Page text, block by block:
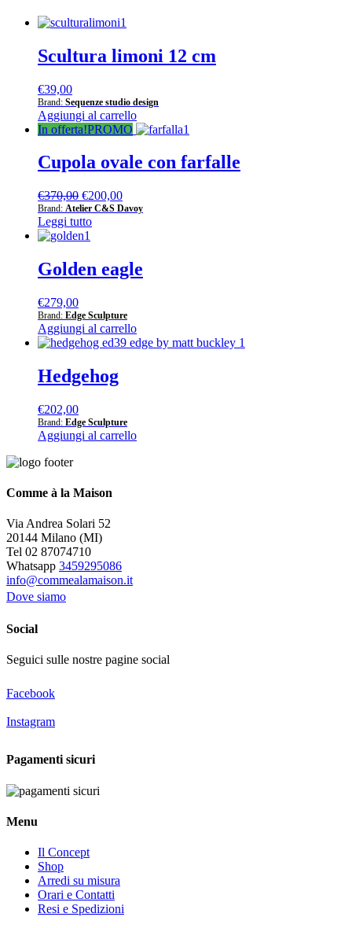
Scultura limoni 12 cm
€39,00
Brand: Sequenze studio design
Aggiungi al carrello
In offerta!
Cupola ovale con farfalle
€370,00 Il
prezzo
originale
era:
€200,00Il
prezzo
Brand: Atelier C&S Davoy
Leggi tutto
Golden eagle
€279,00
Brand: Edge Sculpture
Aggiungi al carrello
Hedgehog
€202,00
Brand: Edge Sculpture
Aggiungi al carrello
Comme à la Maison
Via Andrea Solari 52
20144 Milano (MI)
Tel 02 87074710
Whatsapp 3459295086
info@commealamaison.it
Dove siamo
Social
Seguici sulle nostre pagine social
Facebook
Instagram
Pagamenti sicuri
Menu
Il Concept
Shop
Arredi su misura
Orari e Contatti
Resi e Spedizioni